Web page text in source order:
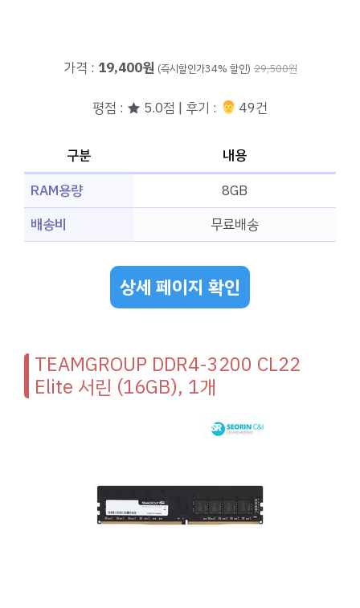
가격 : 19,400원 (즉시할인가34% 할인) 29,500원
평점 : ★ 5.0점 | 후기 : ‍‍ 49건
구분
내용
RAM용량
8GB
배송비
무료배송
상세 페이지 확인
TEAMGROUP DDR4-3200 CL22
Elite 서린 (16GB), 1개